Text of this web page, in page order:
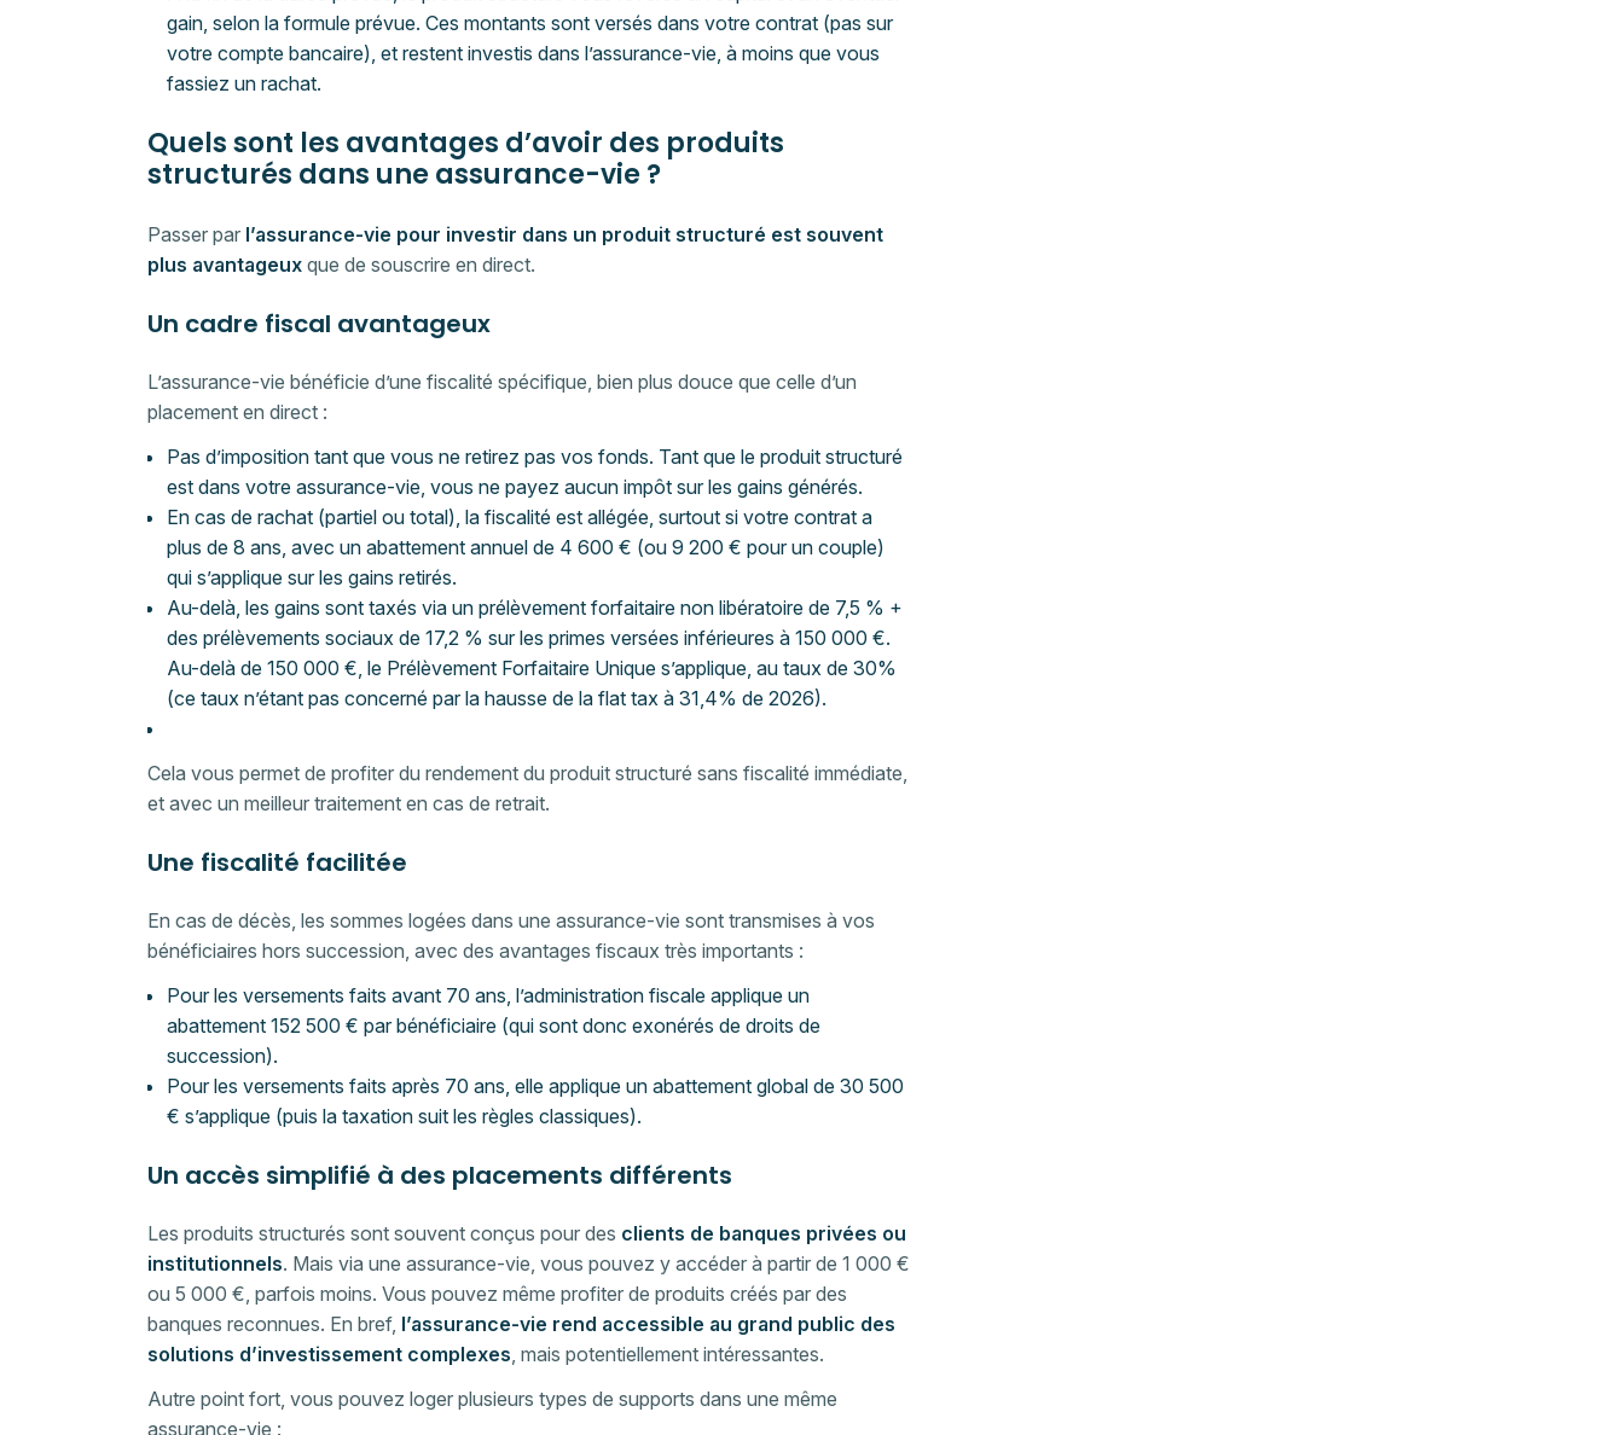
gain, selon la formule prévue. Ces montants sont versés dans votre contrat (pas sur
votre compte bancaire), et restent investis dans l’assurance-vie, à moins que vous
fassiez un rachat.
Quels sont les avantages d’avoir des produits
structurés dans une assurance-vie ?
Passer par l’assurance-vie pour investir dans un produit structuré est souvent
plus avantageux que de souscrire en direct.
Un cadre fiscal avantageux
L’assurance-vie bénéficie d’une fiscalité spécifique, bien plus douce que celle d’un
placement en direct :
Pas d’imposition tant que vous ne retirez pas vos fonds. Tant que le produit structuré
est dans votre assurance-vie, vous ne payez aucun impôt sur les gains générés.
En cas de rachat (partiel ou total), la fiscalité est allégée, surtout si votre contrat a
plus de 8 ans, avec un abattement annuel de 4 600 € (ou 9 200 € pour un couple)
qui s’applique sur les gains retirés.
Au-delà, les gains sont taxés via un prélèvement forfaitaire non libératoire de 7,5 % +
des prélèvements sociaux de 17,2 % sur les primes versées inférieures à 150 000 €.
Au-delà de 150 000 €, le Prélèvement Forfaitaire Unique s’applique, au taux de 30%
(ce taux n’étant pas concerné par la hausse de la flat tax à 31,4% de 2026).
Cela vous permet de profiter du rendement du produit structuré sans fiscalité immédiate,
et avec un meilleur traitement en cas de retrait.
Une fiscalité facilitée
En cas de décès, les sommes logées dans une assurance-vie sont transmises à vos
bénéficiaires hors succession, avec des avantages fiscaux très importants :
Pour les versements faits avant 70 ans, l’administration fiscale applique un
abattement 152 500 € par bénéficiaire (qui sont donc exonérés de droits de
succession).
Pour les versements faits après 70 ans, elle applique un abattement global de 30 500
€ s’applique (puis la taxation suit les règles classiques).
Un accès simplifié à des placements différents
Les produits structurés sont souvent conçus pour des clients de banques privées ou
institutionnels. Mais via une assurance-vie, vous pouvez y accéder à partir de 1 000 €
ou 5 000 €, parfois moins. Vous pouvez même profiter de produits créés par des
banques reconnues. En bref, l’assurance-vie rend accessible au grand public des
solutions d’investissement complexes, mais potentiellement intéressantes.
Autre point fort, vous pouvez loger plusieurs types de supports dans une même
assurance-vie :